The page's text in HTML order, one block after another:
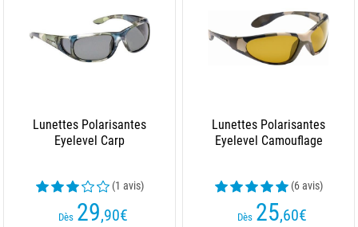
Lunettes Polarisantes
Eyelevel Carp
(1 avis)
Dès 29,90€
Lunettes Polarisantes
Eyelevel Camouflage
(6 avis)
Dès 25,60€